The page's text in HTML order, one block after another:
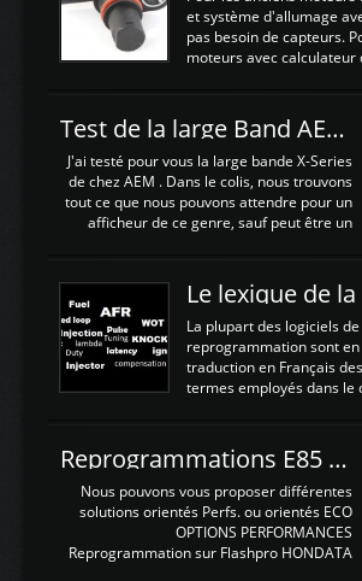
juste procédé à un déglaçage et au
remplacement de la segmentation, ainsi
que la pompe à huile, Joint de culasse HKS,
paire d'arbres a cames HKS est ajoutée
ainsi qu'un turbo GARETT ...
et système d'allumage
pas besoin de capteurs.
moteurs avec
vilbrequin, Papillon,
température; Eau, huile,
d'admissionDébimetre
pression;
Capteurs de vitesse
Capteurs de position. Les
électronique. C'est avec
Test de la large Band AEM X-Series 30-0300
J'ai testé pour vous la large bande X-Series
de chez AEM . Dans le colis, nous trouvons
tout ce que nous pouvons attendre pour un
afficheur de ce genre, sauf peut être un
https://www.youtube.com/embed/KAVwZKm-
JiU Au Déballage nous trouvons , l'afficheur
très fin et très léger , le faisceau de câbles
pour alimenter la sonde , le cable pour la
sonde AFR et bien sur la sonde. Elle est
d'utilisation très simple , 2 boutons en
fonctions ...
La plupart des logiciels de
reprogrammation sont
traduction en Français
termes employés dans le
N'hésitez pas à
vous semble mal traduit
plaisir de lire votre retour
NOMTERME
ATTENDUESIATIntake air
Reprogrammations E85 et SP98 pour Civic Type R FN2
Nous pouvons vous proposer différentes
solutions orientés Perfs. ou orientés ECO
OPTIONS PERFORMANCES
Reprogrammation sur Flashpro HONDATA